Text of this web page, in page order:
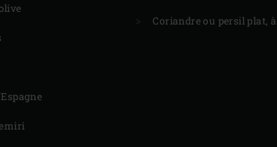
Coriandre ou persil plat,